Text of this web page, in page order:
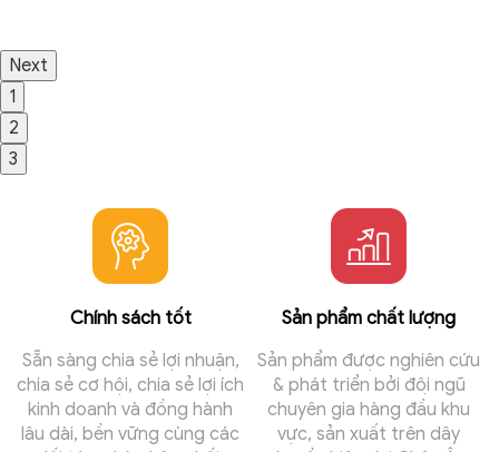
Next
1
2
3
Chính sách tốt
Sẵn sàng chia sẻ lợi nhuận,
chia sẻ cơ hội, chia sẻ lợi ích
kinh doanh và đồng hành
lâu dài, bền vững cùng các
Sản phẩm chất lượng
Sản phẩm được nghiên cứu
& phát triển bởi đội ngũ
chuyên gia hàng đầu khu
vực, sản xuất trên dây